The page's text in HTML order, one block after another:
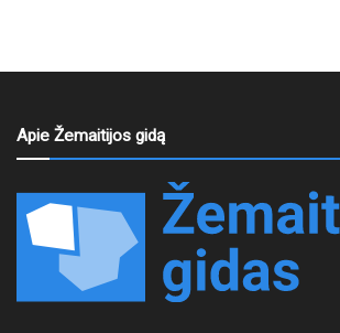
Apie Žemaitijos gidą